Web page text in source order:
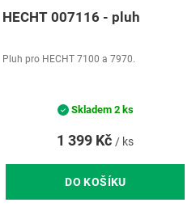
HECHT 007116 - pluh
1 399 Kč / ks
DO KOŠÍKU
Pluh pro HECHT 7100 a 7970.
Skladem 2 ks